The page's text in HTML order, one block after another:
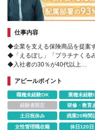
仕事内容
◆企業を支える保険商品を提案
◆「えるぼし」「プラチナくる
◆入社者の30％が40代以上
アピールポイント
職種未経験OK 業種未経験
経験者限定
研修・教育
土日祝休み
残業20時間
女性管理職在籍
休日120日